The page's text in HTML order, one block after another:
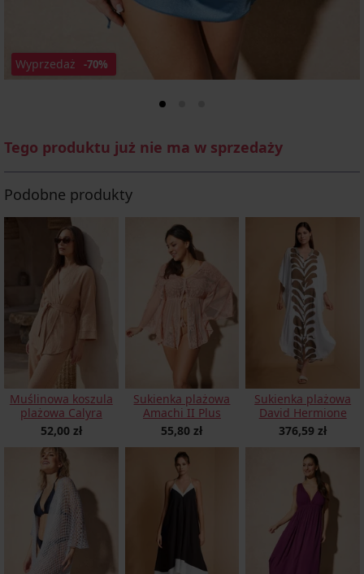
Wyprzedaż -70%
Tego produktu już nie ma w sprzedaży
Podobne produkty
Muślinowa koszula
plażowa Calyra
52,00 zł
Sukienka plażowa
Amachi II Plus
55,80 zł
Sukienka plażowa
David Hermione
376,59 zł